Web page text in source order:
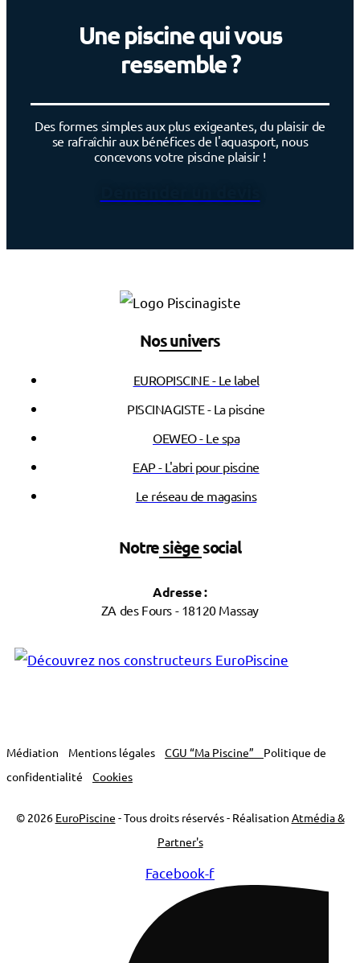
Une piscine qui vous
ressemble ?
Des formes simples aux plus exigeantes, du plaisir de
se rafraîchir aux bénéfices de l'aquasport, nous
concevons votre piscine plaisir !
Nos univers
EUROPISCINE - Le label
PISCINAGISTE - La piscine
OEWEO - Le spa
EAP - L'abri pour piscine
Le réseau de magasins
Notre siège social
Adresse :
ZA des Fours - 18120 Massay
Médiation Mentions légales CGU “Ma Piscine” Politique de
confidentialité
Cookies
© 2026 EuroPiscine - Tous droits réservés - Réalisation Atmédia &
Partner's
Facebook-f